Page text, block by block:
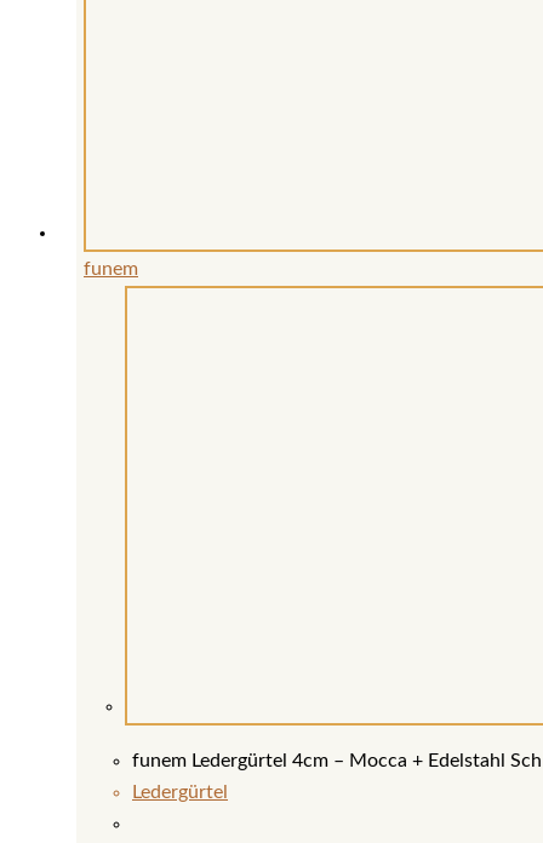
funem
funem Ledergürtel 4cm – Mocca + Edelstahl
Ledergürtel